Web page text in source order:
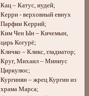
Кац – Катус, иудей;
Керри - верховный евнух
Парфии Керрий;
Ким Чен Ын – Кичемын,
царь Когурё;
Кличко – Кликс, гладиатор;
Круг, Михаил – Миниус
Циркулюс;
Кургинян – жрец Кургин из
храма Марса;